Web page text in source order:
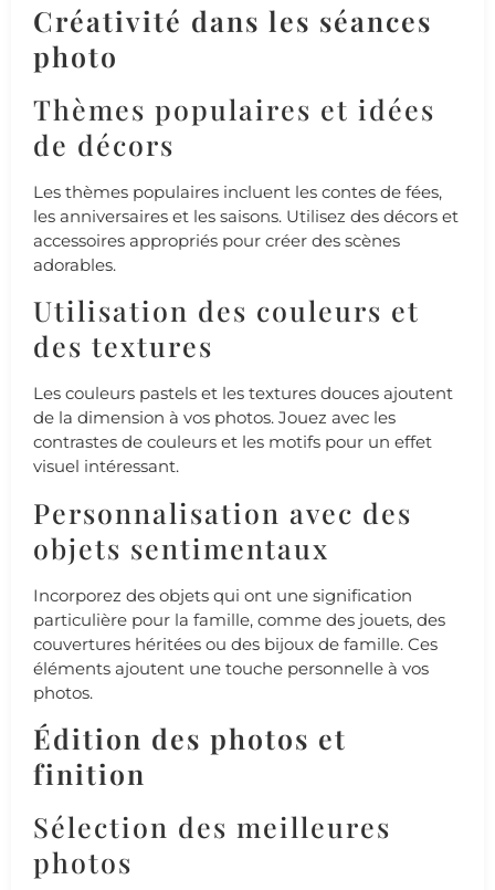
Créativité dans les séances
photo
Thèmes populaires et idées
de décors
Les thèmes populaires incluent les contes de fées,
les anniversaires et les saisons. Utilisez des décors et
accessoires appropriés pour créer des scènes
adorables.
Utilisation des couleurs et
des textures
Les couleurs pastels et les textures douces ajoutent
de la dimension à vos photos. Jouez avec les
contrastes de couleurs et les motifs pour un effet
visuel intéressant.
Personnalisation avec des
objets sentimentaux
Incorporez des objets qui ont une signification
particulière pour la famille, comme des jouets, des
couvertures héritées ou des bijoux de famille. Ces
éléments ajoutent une touche personnelle à vos
photos.
Édition des photos et
finition
Sélection des meilleures
photos